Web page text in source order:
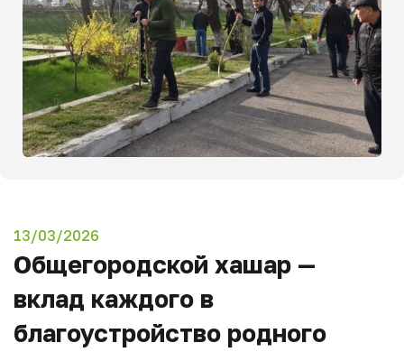
13/03/2026
Общегородской хашар —
вклад каждого в
благоустройство родного